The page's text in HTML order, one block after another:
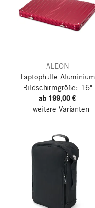
ALEON
Laptophülle Aluminium
Bildschirmgröße: 16"
ab 199,00 €
+ weitere Varianten